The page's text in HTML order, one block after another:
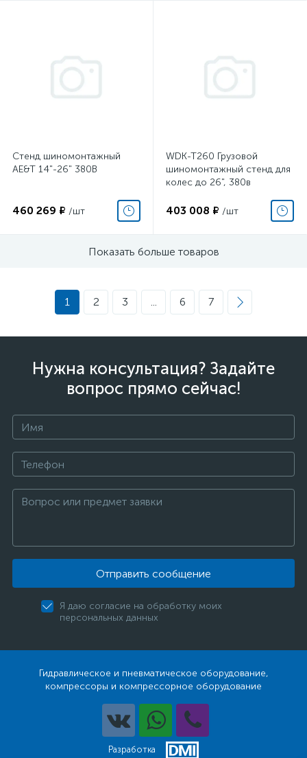
Стенд шиномонтажный
AE&T 14"-26" 380В
460 269 ₽ /шт
WDK-T260 Грузовой
шиномонтажный стенд для
колес до 26", 380в
403 008 ₽ /шт
Показать больше товаров
1 2 3 ... 6 7
Нужна консультация? Задайте
вопрос прямо сейчас!
Отправить сообщение
Я даю согласие на обработку моих
персональных данных
Гидравлическое и пневматическое оборудование,
компрессоры и компрессорное оборудование
Разработка